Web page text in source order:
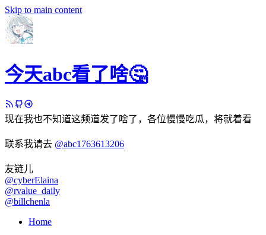
Skip to main content
今天abc看了啥🤔
现在我也不知道这频道发了啥了，各位慢慢吃瓜，将就着看
联系我请去 @abc1763613206
友链儿
@cyberElaina
@rvalue_daily
@billchenla
Home